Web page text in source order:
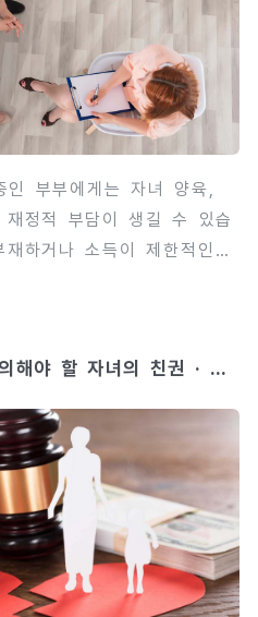
제이혼 시 위자료 산정 시
주의점, 법적 절차를 상세
혼 전후 재정적 계획을 보
니다..
인 부부에게는 자녀 양육,
정적 부담이 생길 수 있습
하거나 소득이 제한적인
에게 제공되는 각종 수당과
절차를 준비하는 것이 좋습
면 권리를 잃을 수도 있기
부자가정 수당 및 지원 제
청 조건, 지급 내용, 주의사
. 이 정보를 통해 이혼 전후
해야 할 자녀의 친권 · 양